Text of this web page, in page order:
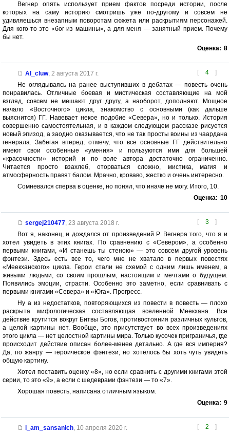
Вегнер опять использует прием фактов посреди истории, после
которых на саму историю смотришь уже по-другому и совсем не
удивляешься внезапным поворотам сюжета или раскрытиям персонажей.
Для кого-то это «бог из машины», а для меня — занятный прием. Почему
бы нет.
Оценка: 8
[ 4 ]
Al_cluw, 2 августа 2017 г.
Не оглядываясь на ранее выступивших в дебатах — повесть очень
понравилась. Отличные боевая и мистическая составляющие на мой
взгляд, совсем не мешают друг другу, а наоборот, дополняют. Мощное
начало «Восточного» цикла, знакомство с основными (как дальше
выяснится) ГГ. Навевает некое подобие «Севера», но и только. История
совершенно самостоятельная, и в каждом следующем рассказе рисуется
новый эпизод, а заодно оказывается, что не так просты воины из чаардана
генерала. Забегая вперед, отмечу, что все основные ГГ действительно
имеют свои особенные «умения» и пользуются ими для большей
«красочности» историй и по воле автора достаточно ограниченно.
Читается просто взахлеб, оторваться сложно, мистика, магия и
атмосферность правят балом. Мрачно, кроваво, жестко и очень интересно.
Сомневался сперва в оценке, но понял, что иначе не могу. Итого, 10.
Оценка: 10
[ 3 ]
sergej210477, 23 августа 2018 г.
Вот я, наконец, и дождался от произведений Р. Вегнера того, что я и
хотел увидеть в этих книгах. По сравнению с «Севером», а особенно
первыми книгами, «И станешь ты стеною» — это совсем другой уровень
фэнтези. Здесь есть все то, чего мне не хватало в первых повестях
«Меекханского» цикла. Герои стали не схемой с одним лишь именем, а
живыми людьми, со своим прошлым, настоящим и мечтами о будущем.
Появились эмоции, страсти. Особенно это заметно, если сравнивать с
первыми книгами «Севера» и «Юга». Прогресс.
Ну а из недостатков, повторяющихся из повести в повесть — плохо
раскрыта мифологическая составляющая вселенной Меекхана. Все
действие крутится вокруг Битвы Богов, противостояния различных культов,
а целой картины нет. Вообще, это присутствует во всех произведениях
этого цикла — нет целостной картины мира. Только кусочек приграничья, где
происходит действие описан более-менее детально. А где вся империя?
Да, по жанру — героическое фэнтези, но хотелось бы хоть чуть увидеть
общую картину.
Хотел поставить оценку «8», но если сравнить с другими книгами этой
серии, то это «9», а если с шедеврами фэнтези — то «7».
Хорошая повесть, написана отличным языком.
Оценка: 9
[ 2 ]
i_am_sansanich, 10 апреля 2020 г.